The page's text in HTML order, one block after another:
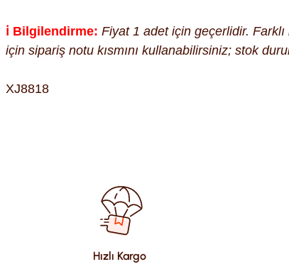
ℹ️ Bilgilendirme: Fiyat 1 adet için geçerlidir.
için sipariş notu kısmını kullanabilirsiniz; stok
XJ8818
Ürün resmi kalitesiz, bozuk veya görüntülenemiyor.
Ürün açıklamasında eksik bilgiler bulunuyor.
Ürün bilgilerinde hatalar bulunuyor.
Hızlı Kargo